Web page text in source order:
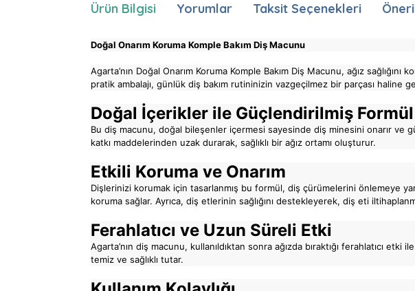
Ürün Bilgisi Yorumlar Taksit Seçenekleri
Doğal Onarım Koruma Komple Bakım Diş Macunu
Agarta’nın Doğal Onarım Koruma Komple Bakım Diş Macunu, ağız
pratik ambalajı, günlük diş bakım rutininizin vazgeçilmez bir parçası haline
Doğal İçerikler ile Güçlendirilmiş Formül
Bu diş macunu, doğal bileşenler içermesi sayesinde diş minesini onarır ve
katkı maddelerinden uzak durarak, sağlıklı bir ağız ortamı oluşturur.
Etkili Koruma ve Onarım
Dişlerinizi korumak için tasarlanmış bu formül, diş çürümelerini önlemeye
koruma sağlar. Ayrıca, diş etlerinin sağlığını destekleyerek, diş eti
Ferahlatıcı ve Uzun Süreli Etki
Agarta’nın diş macunu, kullanıldıktan sonra ağızda bıraktığı ferahlatıcı
temiz ve sağlıklı tutar.